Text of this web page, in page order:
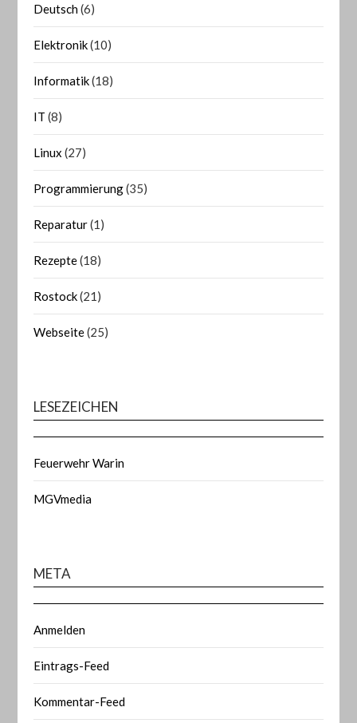
Deutsch(6)
Elektronik(10)
Informatik(18)
IT (8)
Linux (27)
Programmierung(35)
Reparatur(1)
Rezepte(18)
Rostock(21)
Webseite(25)
LESEZEICHEN
Feuerwehr Warin
MGVmedia
META
Anmelden
Eintrags-Feed
Kommentar-Feed